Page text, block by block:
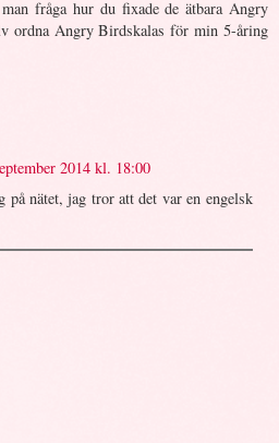
fråga hur du fixade de ätbara Angry
ordna Angry Birdskalas för min 5-åring
2014 kl. 18:00
på nätet, jag tror att det var en engelsk